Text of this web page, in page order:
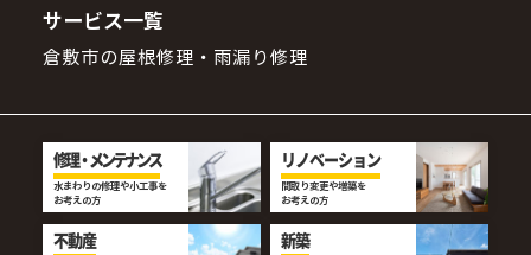
サービス一覧
倉敷市の屋根修理・雨漏り修理
修理・メンテナンス
水まわりの修理や小工事を
お考えの方
リノベーション
間取り変更や増築を
お考えの方
不動産 新築